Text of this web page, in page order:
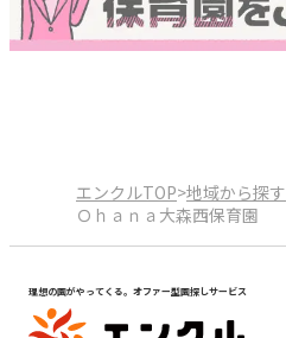
エンクルTOP>地域から探す
Ｏｈａｎａ大森西保育園
理想の園がやってくる。オファー型園探しサービス